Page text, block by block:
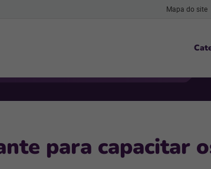
Mapa do site
para capacitar